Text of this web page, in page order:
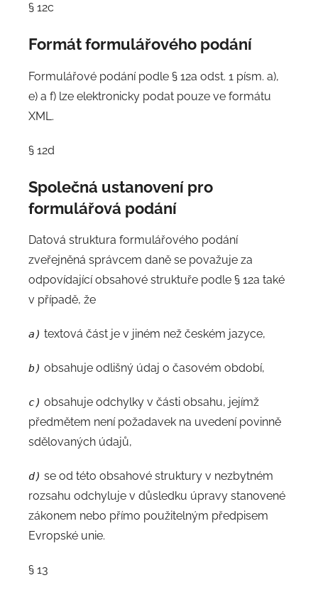
§ 12c
Formát formulářového podání
Formulářové podání podle § 12a odst. 1 písm. a),
e) a f) lze elektronicky podat pouze ve formátu
XML.
§ 12d
Společná ustanovení pro
formulářová podání
Datová struktura formulářového podání
zveřejněná správcem daně se považuje za
odpovídající obsahové struktuře podle § 12a také
v případě, že
a) textová část je v jiném než českém jazyce,
b) obsahuje odlišný údaj o časovém období,
c) obsahuje odchylky v části obsahu, jejímž
předmětem není požadavek na uvedení povinně
sdělovaných údajů,
d) se od této obsahové struktury v nezbytném
rozsahu odchyluje v důsledku úpravy stanovené
zákonem nebo přímo použitelným předpisem
Evropské unie.
§ 13